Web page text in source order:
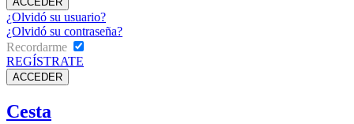
¿Olvidó su usuario?
¿Olvidó su contraseña?
Recordarme
REGÍSTRATE
Cesta